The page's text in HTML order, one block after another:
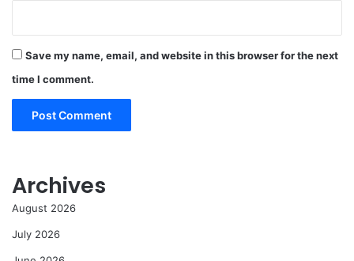
Save my name, email, and website in this browser for the next
time I comment.
Archives
August 2026
July 2026